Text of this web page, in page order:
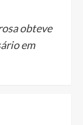
obteve
em